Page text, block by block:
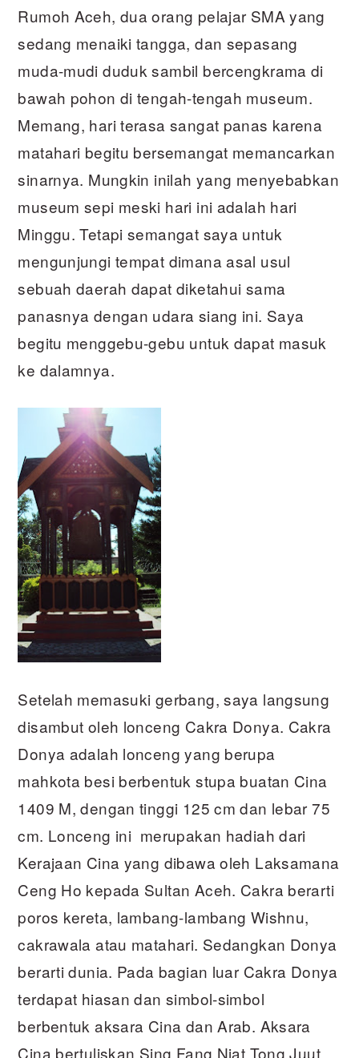
Rumoh Aceh, dua orang pelajar SMA yang
sedang menaiki tangga, dan sepasang
muda-mudi duduk sambil bercengkrama di
bawah pohon di tengah-tengah museum.
Memang, hari terasa sangat panas karena
matahari begitu bersemangat memancarkan
sinarnya. Mungkin inilah yang menyebabkan
museum sepi meski hari ini adalah hari
Minggu. Tetapi semangat saya untuk
mengunjungi tempat dimana asal usul
sebuah daerah dapat diketahui sama
panasnya dengan udara siang ini. Saya
begitu menggebu-gebu untuk dapat masuk
ke dalamnya.
Setelah memasuki gerbang, saya langsung
disambut oleh lonceng Cakra Donya. Cakra
Donya adalah lonceng yang berupa
mahkota besi berbentuk stupa buatan Cina
1409 M, dengan tinggi 125 cm dan lebar 75
cm. Lonceng ini merupakan hadiah dari
Kerajaan Cina yang dibawa oleh Laksamana
Ceng Ho kepada Sultan Aceh. Cakra berarti
poros kereta, lambang-lambang Wishnu,
cakrawala atau matahari. Sedangkan Donya
berarti dunia. Pada bagian luar Cakra Donya
terdapat hiasan dan simbol-simbol
berbentuk aksara Cina dan Arab. Aksara
Cina bertuliskan Sing Fang Niat Tong Juut